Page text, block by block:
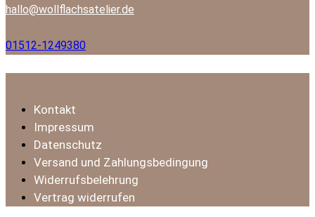
hallo@wollflachsatelier.de
01512-1249380
Kontakt
Impressum
Datenschutz
Versand und Zahlungsbedingung
Widerrufsbelehrung
Vertrag widerrufen